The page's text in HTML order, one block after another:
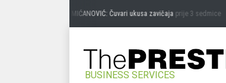
PREDRAG MIĆANOVIĆ: Čuvari ukusa zavičajaprije 3 sedmice
BUSINESS SERVICES